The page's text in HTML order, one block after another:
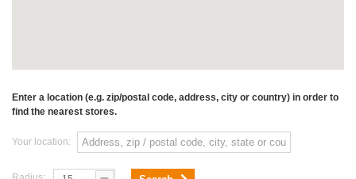
Enter a location (e.g. zip/postal code, address, city or country) in order to
find the nearest stores.
Your location: